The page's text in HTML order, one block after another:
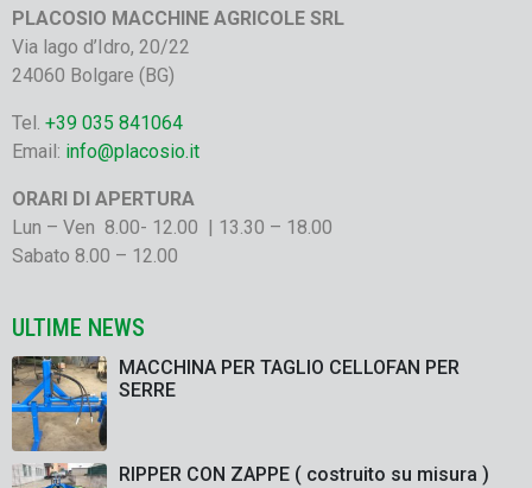
PLACOSIO MACCHINE AGRICOLE SRL
Via lago d’Idro, 20/22
24060 Bolgare (BG)
Tel. +39 035 841064
Email: info@placosio.it
ORARI DI APERTURA
Lun – Ven 8.00- 12.00 | 13.30 – 18.00
Sabato 8.00 – 12.00
ULTIME NEWS
MACCHINA PER TAGLIO CELLOFAN PER
SERRE
RIPPER CON ZAPPE ( costruito su misura )